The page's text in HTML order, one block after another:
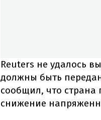
Reuters не удалось
должны быть
сообщил, что
снижение